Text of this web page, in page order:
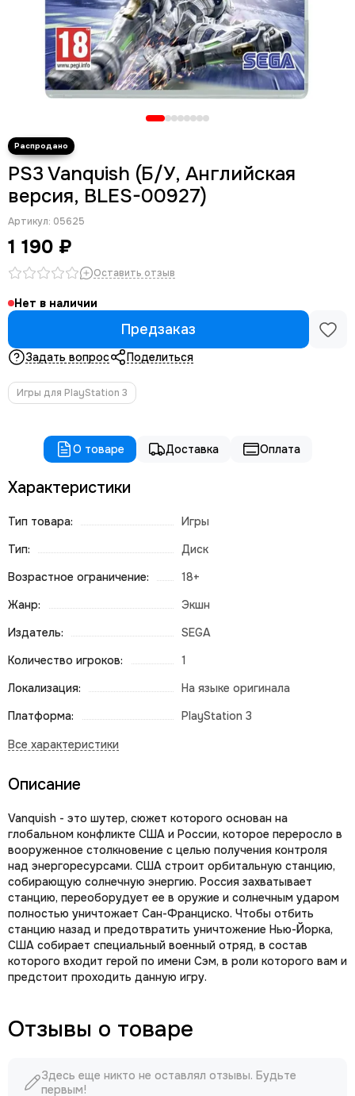
PS3 Vanquish (Б/У, Английская
версия, BLES-00927)
Артикул: 05625
1 190 ₽
Оставить отзыв
Нет в наличии
Предзаказ
Задать вопрос Поделиться
Игры для PlayStation 3
О товаре Доставка Оплата
Характеристики
Тип товара:
Игры
Тип:
Диск
Возрастное ограничение:
18+
Жанр:
Экшн
Издатель:
SEGA
Количество игроков:
1
Локализация:
На языке оригинала
Платформа:
PlayStation 3
Описание
Vanquish - это шутер, сюжет которого основан на
глобальном конфликте США и России, которое переросло в
вооруженное столкновение с целью получения контроля
над энергоресурсами. США строит орбитальную станцию,
собирающую солнечную энергию. Россия захватывает
станцию, переоборудует ее в оружие и солнечным ударом
полностью уничтожает Сан-Франциско. Чтобы отбить
станцию назад и предотвратить уничтожение Нью-Йорка,
США собирает специальный военный отряд, в состав
которого входит герой по имени Сэм, в роли которого вам и
предстоит проходить данную игру.
Отзывы о товаре
Здесь еще никто не оставлял отзывы. Будьте
первым!